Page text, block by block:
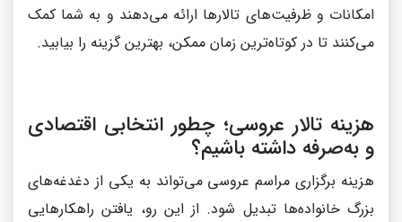
امکانات و ظرفیت‌های تالارها ارائه می‌دهند و به شما کمک
می‌کنند تا در کوتاه‌ترین زمان ممکن، بهترین گزینه را بیابید.
هزینه تالار عروسی؛ چطور انتخابی اقتصادی
و به‌صرفه داشته باشیم؟
هزینه برگزاری مراسم عروسی می‌تواند به یکی از دغدغه‌های
بزرگ خانواده‌ها تبدیل شود. از این رو، یافتن راهکارهایی